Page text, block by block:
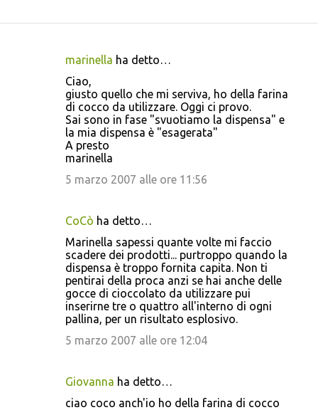
marinella ha detto…
Ciao,
giusto quello che mi serviva, ho della farina
di cocco da utilizzare. Oggi ci provo.
Sai sono in fase "svuotiamo la dispensa" e
la mia dispensa è "esagerata"
A presto
marinella
5 marzo 2007 alle ore 11:56
CoCò ha detto…
Marinella sapessi quante volte mi faccio
scadere dei prodotti... purtroppo quando la
dispensa è troppo fornita capita. Non ti
pentirai della proca anzi se hai anche delle
gocce di cioccolato da utilizzare pui
inserirne tre o quattro all'interno di ogni
pallina, per un risultato esplosivo.
5 marzo 2007 alle ore 12:04
Giovanna ha detto…
ciao coco anch'io ho della farina di cocco